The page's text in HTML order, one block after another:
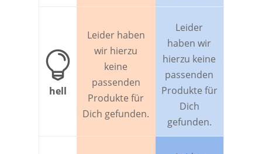

hell
Leider haben
wir hierzu
keine
passenden
Produkte für
Dich gefunden.
Leider
haben wir
hierzu keine
passenden
Produkte für
Dich
gefunden.